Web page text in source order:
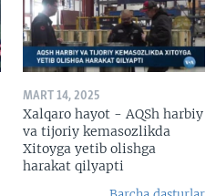
MART 14, 2025
Xalqaro hayot - AQSh harbiy
va tijoriy kemasozlikda
Xitoyga yetib olishga
harakat qilyapti